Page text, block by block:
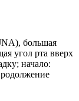
большая
угол рта вверх
начало: